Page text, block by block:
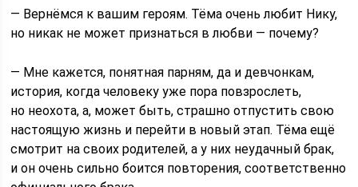
— Вернёмся к вашим героям. Тёма очень любит Нику,
но никак не может признаться в любви — почему?
— Мне кажется, понятная парням, да и девчонкам,
история, когда человеку уже пора повзрослеть,
но неохота, а, может быть, страшно отпустить свою
настоящую жизнь и перейти в новый этап. Тёма ещё
смотрит на своих родителей, а у них неудачный брак,
и он очень сильно боится повторения, соответственно